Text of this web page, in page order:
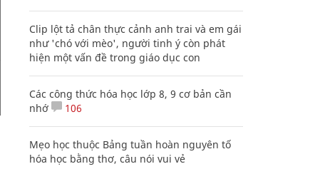
Clip lột tả chân thực cảnh anh trai và em gái
như 'chó với mèo', người tinh ý còn phát
hiện một vấn đề trong giáo dục con
Các công thức hóa học lớp 8, 9 cơ bản cần
nhớ
106
Mẹo học thuộc Bảng tuần hoàn nguyên tố
hóa học bằng thơ, câu nói vui vẻ